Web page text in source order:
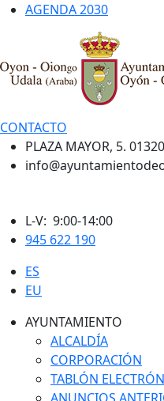
AGENDA 2030
CONTACTO
PLAZA MAYOR, 5.
L-V: 9:00-14:00
945 622 190
ES
EU
AYUNTAMIENTO
ALCALDÍA
CORPORACIÓN
TABLÓN